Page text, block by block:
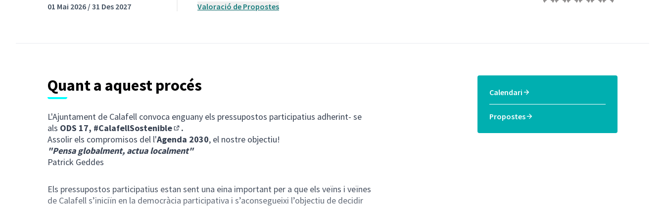
01 Mai 2026 / 31 Des 2027 Valoració de Propostes
Quant a aquest procés
L'Ajuntament de Calafell convoca enguany els pressupostos participatius adherint- se
als ODS 17, #CalafellSostenible
(Enllaç extern)
.
Assolir els compromisos del l'Agenda 2030, el nostre objectiu!
"Pensa globalment, actua localment"
Patrick Geddes
Els pressupostos participatius estan sent una eina important per a que els veïns i veïnes
de Calafell s’iniciïn en la democràcia participativa i s’aconsegueixi l’objectiu de decidir
Calendari
Propostes